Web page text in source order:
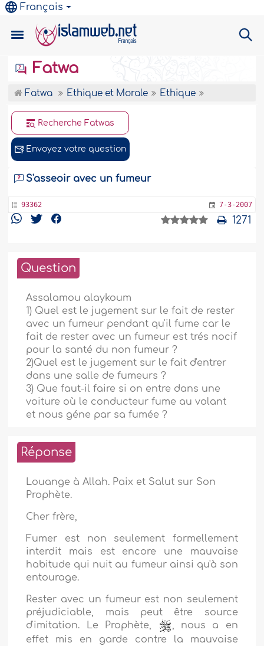
Français
Fatwa
Fatwa Ethique et Morale Ethique
Recherche Fatwas
Envoyez votre question
S'asseoir avec un fumeur
93362 7-3-2007
1271
Question
Assalamou alaykoum
1) Quel est le jugement sur le fait de rester
avec un fumeur pendant qu'il fume car le
fait de rester avec un fumeur est trés nocif
pour la santé du non fumeur ?
2)Quel est le jugement sur le fait d'entrer
dans une salle de fumeurs ?
3) Que faut-il faire si on entre dans une
voiture où le conducteur fume au volant
et nous géne par sa fumée ?
Réponse
Louange à Allah. Paix et Salut sur Son
Prophète.
Cher frère,
Fumer est non seulement formellement
interdit mais est encore une mauvaise
habitude qui nuit au fumeur ainsi qu'à son
entourage.
Rester avec un fumeur est non seulement
préjudiciable, mais peut être source
d'imitation. Le Prophète,
, nous a en
effet mis en garde contre la mauvaise